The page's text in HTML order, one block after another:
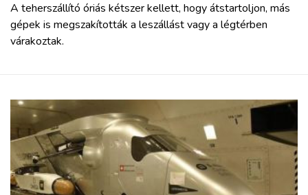
A teherszállító óriás kétszer kellett, hogy átstartoljon, más
gépek is megszakították a leszállást vagy a légtérben
várakoztak.